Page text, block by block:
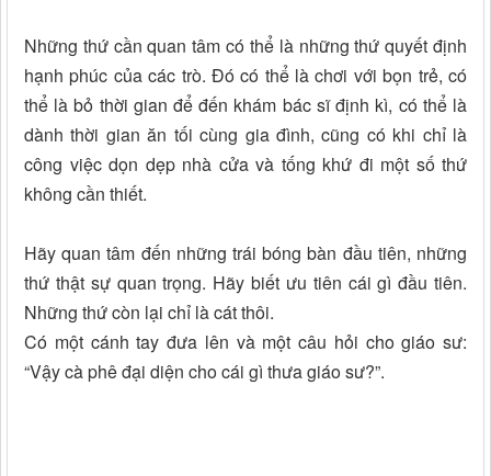
Những thứ cần quan tâm có thể là những thứ quyết định
hạnh phúc của các trò. Ðó có thể là chơi với bọn trẻ, có
thể là bỏ thời gian để đến khám bác sĩ định kì, có thể là
dành thời gian ăn tối cùng gia đình, cũng có khi chỉ là
công việc dọn dẹp nhà cửa và tống khứ đi một số thứ
không cần thiết.
Hãy quan tâm đến những trái bóng bàn đầu tiên, những
thứ thật sự quan trọng. Hãy biết ưu tiên cái gì đầu tiên.
Những thứ còn lại chỉ là cát thôi.
Có một cánh tay đưa lên và một câu hỏi cho giáo sư:
“Vậy cà phê đại diện cho cái gì thưa giáo sư?”.